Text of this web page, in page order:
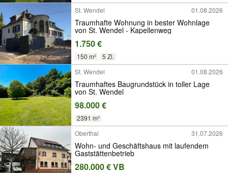
St. Wendel
01.08.2026
Traumhafte Wohnung in bester Wohnlage
von St. Wendel - Kapellenweg
1.750 €
150 m²
5 Zi.
St. Wendel
01.08.2026
Traumhaftes Baugrundstück in toller Lage
von St. Wendel
98.000 €
2391 m²
Oberthal
31.07.2026
Wohn- und Geschäftshaus mit laufendem
Gaststättenbetrieb
280.000 € VB